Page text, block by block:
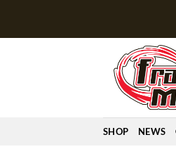
SHOP NEWS